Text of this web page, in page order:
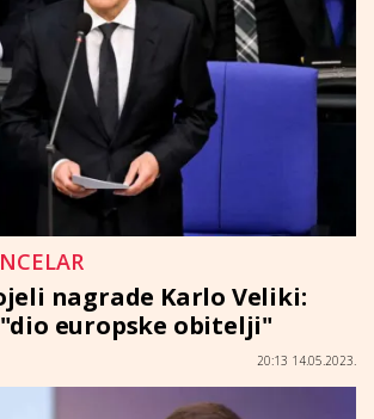
nagrade Karlo Veliki:
europske obitelji"
20:13 14.05.2023.